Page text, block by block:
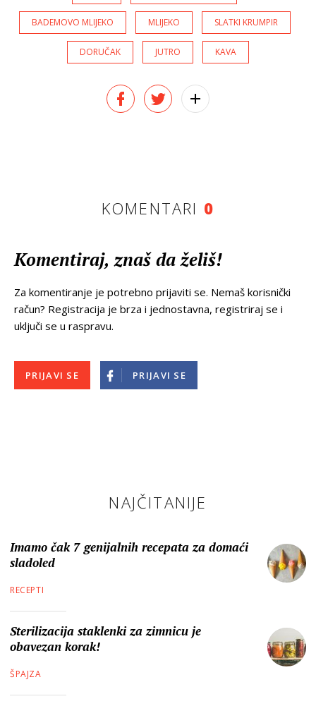
BADEMOVO MLIJEKO MLIJEKO SLATKI KRUMPIR
DORUČAK JUTRO KAVA
KOMENTARI 0
Komentiraj, znaš da želiš!
Za komentiranje je potrebno prijaviti se. Nemaš korisnički
račun? Registracija je brza i jednostavna, registriraj se i
uključi se u raspravu.
PRIJAVI SE PRIJAVI SE
NAJČITANIJE
Imamo čak 7 genijalnih recepata za domaći
sladoled
RECEPTI
Sterilizacija staklenki za zimnicu je
obavezan korak!
ŠPAJZA